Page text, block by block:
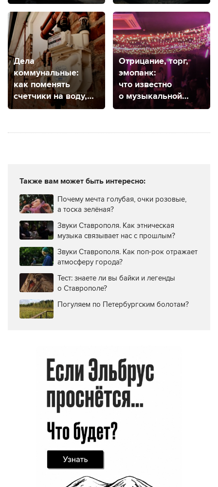
и куда обратиться
в Ставрополе,
чтобы дом признали
аварийным?
Дела
коммунальные:
как поменять
счетчики на воду,
электричество
Отрицание, торг,
эмопанк:
что известно
о музыкальной
группе «Контроль»
Также вам может быть интересно:
Почему мечта голубая, очки розовые,
а тоска зелёная?
Звуки Ставрополя. Как этническая
музыка связывает нас с прошлым?
Звуки Ставрополя. Как поп-рок отражает
атмосферу города?
Тест: знаете ли вы байки и легенды
о Ставрополе?
Погуляем по Петербургским болотам?